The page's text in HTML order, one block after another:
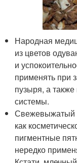
Народная
из цветов
и
применять при
пузыря, а также
системы.
Свежевыжатый
как
пигментные
нередко